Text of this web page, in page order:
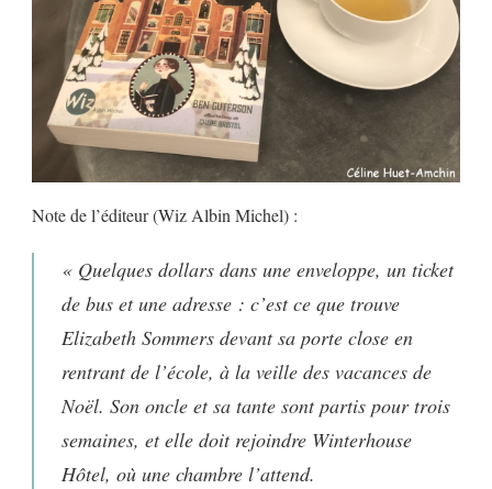
Note de l’éditeur (Wiz Albin Michel) :
« Quelques dollars dans une enveloppe, un ticket
de bus et une adresse : c’est ce que trouve
Elizabeth Sommers devant sa porte close en
rentrant de l’école, à la veille des vacances de
Noël. Son oncle et sa tante sont partis pour trois
semaines, et elle doit rejoindre Winterhouse
Hôtel, où une chambre l’attend.